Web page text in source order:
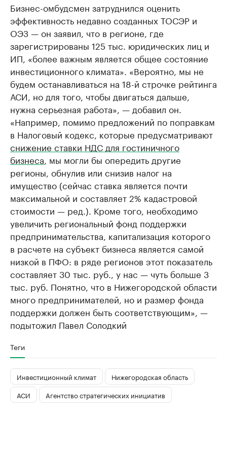
Бизнес-омбудсмен затруднился оценить
эффективность недавно созданных ТОСЭР и
ОЭЗ — он заявил, что в регионе, где
зарегистрированы 125 тыс. юридических лиц и
ИП, «более важным является общее состояние
инвестиционного климата». «Вероятно, мы не
будем останавливаться на 18-й строчке рейтинга
АСИ, но для того, чтобы двигаться дальше,
нужна серьезная работа», — добавил он.
«Например, помимо предложений по поправкам
в Налоговый кодекс, которые предусматривают
снижение ставки НДС для гостиничного
бизнеса, мы могли бы опередить другие
регионы, обнулив или снизив налог на
имущество (сейчас ставка является почти
максимальной и составляет 2% кадастровой
стоимости — ред.). Кроме того, необходимо
увеличить региональный фонд поддержки
предпринимательства, капитализация которого
в расчете на субъект бизнеса является самой
низкой в ПФО: в ряде регионов этот показатель
составляет 30 тыс. руб., у нас — чуть больше 3
тыс. руб. Понятно, что в Нижегородской области
много предпринимателей, но и размер фонда
поддержки должен быть соответствующим», —
подытожил Павел Солодкий
Теги
Инвестиционный климат
Нижегородская область
АСИ
Агентство стратегических инициатив